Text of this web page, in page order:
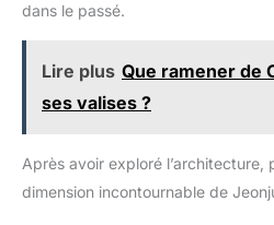
dans le passé.
Lire plus Que ramener de
ses valises ?
Après avoir exploré l’architecture,
dimension incontournable de